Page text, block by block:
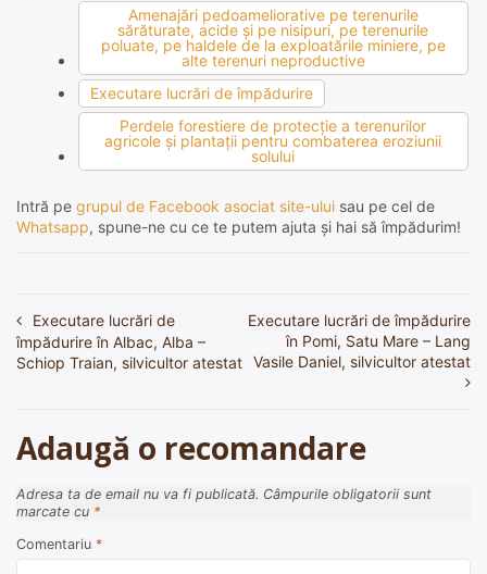
Amenajări pedoameliorative pe terenurile
sărăturate, acide şi pe nisipuri, pe terenurile
poluate, pe haldele de la exploatările miniere, pe
alte terenuri neproductive
Executare lucrări de împădurire
Perdele forestiere de protecţie a terenurilor
agricole şi plantaţii pentru combaterea eroziunii
solului
Intră pe grupul de Facebook asociat site-ului sau pe cel de
Whatsapp, spune-ne cu ce te putem ajuta și hai să împădurim!
Navigare
în
Executare lucrări de
împădurire în Albac, Alba –
Schiop Traian, silvicultor atestat
Executare lucrări de împădurire
în Pomi, Satu Mare – Lang
Vasile Daniel, silvicultor atestat
Adaugă o recomandare
Adresa ta de email nu va fi publicată. Câmpurile obligatorii sunt
marcate cu *
Comentariu *